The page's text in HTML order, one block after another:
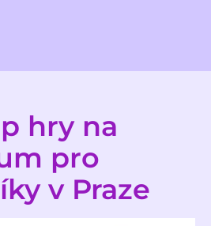
hry na
pro
v Praze